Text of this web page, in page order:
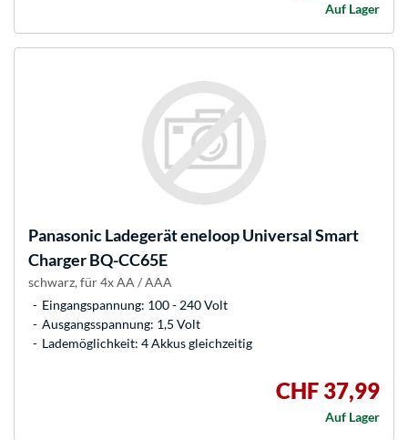
Auf Lager
PanasonicLadegerät eneloop Universal Smart
Charger BQ-CC65E
schwarz, für 4x AA / AAA
Eingangspannung: 100 - 240 Volt
Ausgangsspannung: 1,5 Volt
Lademöglichkeit: 4 Akkus gleichzeitig
CHF 37,99
Auf Lager